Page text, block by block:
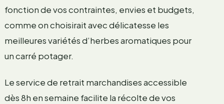
fonction de vos contraintes, envies et budgets,
comme on choisirait avec délicatesse les
meilleures variétés d’herbes aromatiques pour
un carré potager.
Le service de retrait marchandises accessible
dès 8h en semaine facilite la récolte de vos